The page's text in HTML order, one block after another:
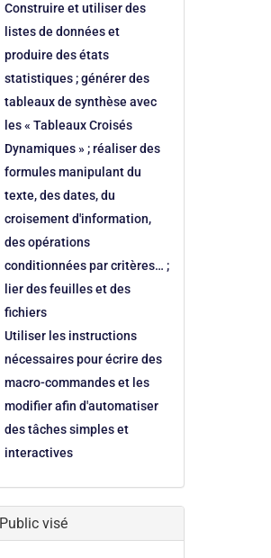
Construire et utiliser des
listes de données et
produire des états
statistiques ; générer des
tableaux de synthèse avec
les « Tableaux Croisés
Dynamiques » ; réaliser des
formules manipulant du
texte, des dates, du
croisement d'information,
des opérations
conditionnées par critères… ;
lier des feuilles et des
fichiers
Utiliser les instructions
nécessaires pour écrire des
macro-commandes et les
modifier afin d'automatiser
des tâches simples et
interactives
Public visé